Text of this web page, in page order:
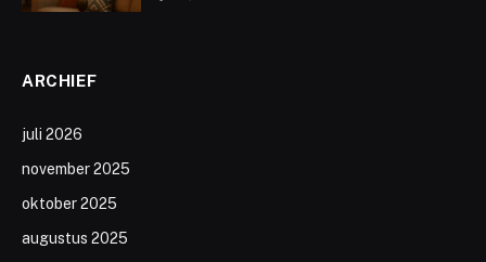
ARCHIEF
juli 2026
november 2025
oktober 2025
augustus 2025